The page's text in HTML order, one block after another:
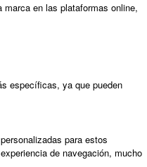
en las plataformas online,
específicas, ya que pueden
para estos
de navegación, mucho